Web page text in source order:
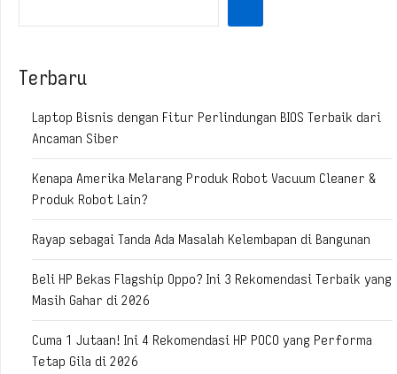
Terbaru
Laptop Bisnis dengan Fitur Perlindungan BIOS Terbaik dari
Ancaman Siber
Kenapa Amerika Melarang Produk Robot Vacuum Cleaner &
Produk Robot Lain?
Rayap sebagai Tanda Ada Masalah Kelembapan di Bangunan
Beli HP Bekas Flagship Oppo? Ini 3 Rekomendasi Terbaik yang
Masih Gahar di 2026
Cuma 1 Jutaan! Ini 4 Rekomendasi HP POCO yang Performa
Tetap Gila di 2026